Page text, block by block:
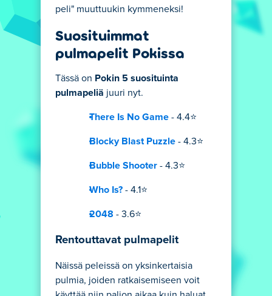
peli" muuttuukin kymmeneksi!
Suosituimmat
pulmapelit Pokissa
Tässä on Pokin 5 suosituinta
pulmapeliä juuri nyt.
There Is No Game - 4.4⭐
Blocky Blast Puzzle - 4.3⭐
Bubble Shooter - 4.3⭐
Who Is? - 4.1⭐
2048 - 3.6⭐
Rentouttavat pulmapelit
Näissä peleissä on yksinkertaisia
pulmia, joiden ratkaisemiseen voit